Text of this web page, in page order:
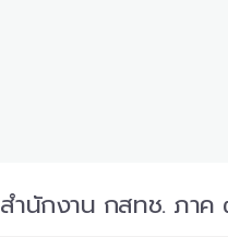
สำนักงาน กสทช. ภาค